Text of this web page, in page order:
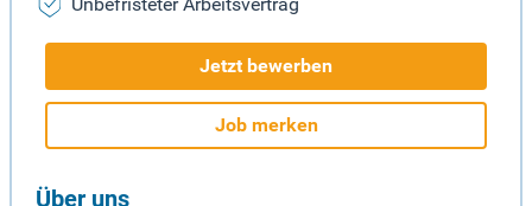
Unbefristeter Arbeitsvertrag
Jetzt bewerben
Job merken
Über uns